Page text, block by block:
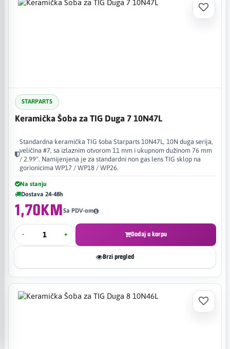
STARPARTS
Keramička Šoba za TIG Duga 7 10N47L
Standardna keramička TIG šoba Starparts 10N47L, 10N duga serija,
veličina #7, sa izlaznim otvorom 11 mm i ukupnom dužinom 76 mm
/ 2.99". Namijenjena je za standardni non gas lens TIG sklop na
gorionicima WP17 / WP18 / WP26.
Na stanju
Dostava 24-48h
1,70KMSa PDV-om
- + Dodaj u korpu
Brzi pregled